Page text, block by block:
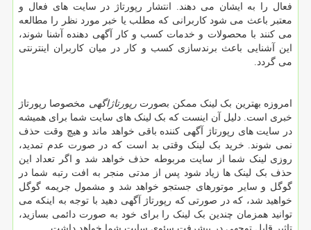
فعال را به ایشان می دهند. انتشار رپورتاژ در سایت های فعال و
معتبر باعث می شود کاربرانی که مطلب یا خبر مورد نظر را مطالعه
می کنند با محصولات و خدمات کسب و کار آگهی دهنده آشنا شوند،
این آشنایی باعث برندسازی کسب و کار در میان کاربران اینترنتی
می گردد.
امروزه بهترین بک لینک ممکن بصورترپورتاژاگهی مخصوصا رپورتاژ
خبری است. دلیل آن اینست که بک لینک های سایت شما برای همیشه
در سایت های رپورتاژ آگهی کننده باقی خواهد ماند و هیچ وقت حذف
نمی شوند. خرید بک لینک وقتی بد است که در صورت عدم تمدید،
روزی لینک شما از سایت مربوطه حذف خواهد شد و اگر تعداد این
حذف بک لینک ها زیاد شود پس از مدتی منجر به افت رتبه شما در
گوگل و سایر موتورهای جستجو خواهد شد و مشمول جریمه گوگل
خواهید شد، که در صورتی که رپورتاژ آگهی دهید با توجه به اینکه می
توانید همزمان چندین بک لینک را برای خود به صورت دائمی بسازید،
تاثیر قابل توجهی در پیشرفت سئوی سایت شما خواهد داشت.